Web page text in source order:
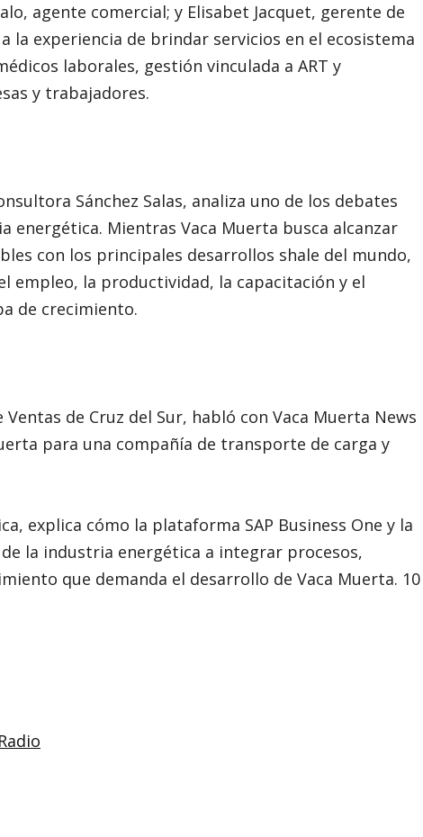
agente comercial; y Elisabet Jacquet, gerente de
la experiencia de brindar servicios en el ecosistema
laborales, gestión vinculada a ART y
y trabajadores.
Sánchez Salas, analiza uno de los debates
energética. Mientras Vaca Muerta busca alcanzar
con los principales desarrollos shale del mundo,
la productividad, la capacitación y el
de crecimiento.
de Cruz del Sur, habló con Vaca Muerta News
para una compañía de transporte de carga y
explica cómo la plataforma SAP Business One y la
la industria energética a integrar procesos,
que demanda el desarrollo de Vaca Muerta. 10